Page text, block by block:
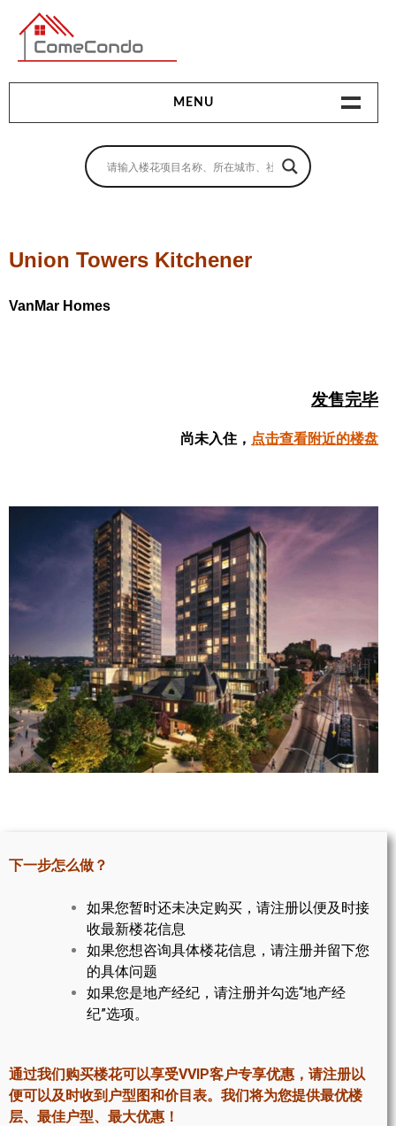
多伦多最新最全的楼花搜索引擎
MENU
地产相关
卖房指南
贷款指南
楼花大全
大多伦多地区楼花开发商名录
楼花转让专区
多伦多市中心楼花项目
怡陶碧谷社区介绍
怡陶碧谷楼花项目
北约克楼花项目
奥克维尔社区介绍
奥克维尔楼花项目
列治文山楼花项目
万锦楼花项目
新居民
Union Towers Kitchener
VanMar Homes
发售完毕
尚未入住， 点击查看附近的楼盘
下一步怎么做？
如果您暂时还未决定购买，请注册以便及时接
收最新楼花信息
如果您想咨询具体楼花信息，请注册并留下您
的具体问题
如果您是地产经纪，请注册并勾选“地产经
纪”选项。
通过我们购买楼花可以享受VVIP客户专享优惠，请注册以
便可以及时收到户型图和价目表。我们将为您提供最优楼
层、最佳户型、最大优惠！